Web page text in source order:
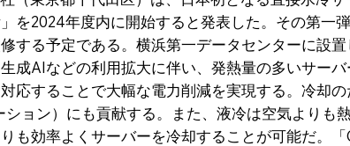
を2024年度内に開始すると発表した。その第一
する予定である。横浜第一データセンターに設
成AIなどの利用拡大に伴い、発熱量の多いサーバ
応することで大幅な電力削減を実現する。冷却
ョン）にも貢献する。また、液冷は空気よりも
も効率よくサーバーを冷却することが可能だ。